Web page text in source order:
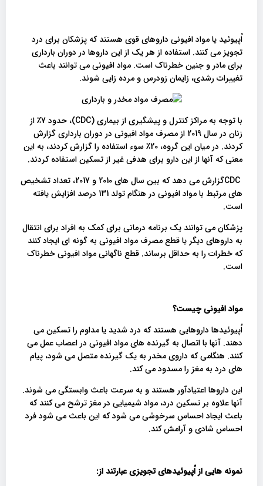
اُپیوئید یا مواد افیونی داروهای قوی هستند که پزشکان برای درد
تجویز می کنند. استفاده از هر یک از این داروها در دوران بارداری
برای مادر و جنین خطرناک است. مواد افیونی می توانند باعث
تغییرات رشدی، زایمان زودرس و مرده زایی شوند.
با توجه به مراکز کنترل و پیشگیری از بیماری (CDC)، حدود 7٪ از
زنان در سال 2019 از مصرف مواد افیونی در دوران بارداری گزارش
کردند. در میان این گروه، 20٪ سوء استفاده را گزارش کردند، به این
معنی که آنها از این دارو برای هدفی غیر از تسکین استفاده کردند.
CDCگزارش می دهد که بین سال های 2010 و 2017، تعداد تشخیص
های مرتبط با مواد افیونی در هنگام تولد 131 درصد افزایش یافته
است.
پزشکان می توانند یک برنامه درمانی برای کمک به افراد برای انتقال
به داروهای دیگر یا قطع مصرف مواد افیونی به گونه ای ایجاد کنند
که خطرات را به حداقل برساند. قطع ناگهانی مواد افیونی خطرناک
است.
مواد افیونی چیست؟
اُپیوئیدها داروهایی هستند که درد شدید یا مداوم را تسکین می
دهند. آنها با اتصال به گیرنده های مواد افیونی در اعصاب عمل می
کنند. هنگامی که داروی مخدر به یک گیرنده متصل می شود، پیام
های درد به مغز را مسدود می کند.
این داروها اعتیادآور هستند و به سرعت باعث وابستگی می شوند.
آنها علاوه بر تسکین درد، مواد شیمیایی در مغز ترشح می کنند که
باعث ایجاد احساس سرخوشی می شود که این باعث می شود فرد
احساس شادی و آرامش کند.
نمونه هایی از اُپیوئیدهای تجویزی عبارتند از: